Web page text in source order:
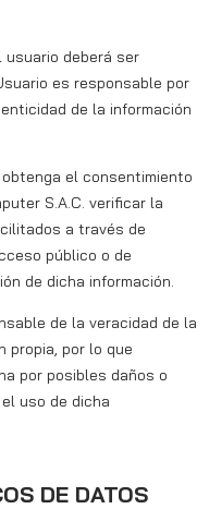
usuario deberá ser
es responsable por
de la información
el consentimiento
S.A.C. verificar la
a través de
público o de
de dicha información.
de la veracidad de la
propia, por lo que
por posibles daños o
uso de dicha
DE DATOS